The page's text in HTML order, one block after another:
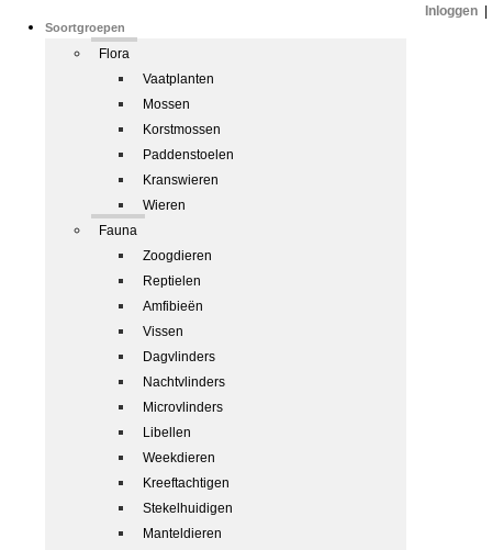
Soortgroepen
Flora
Vaatplanten
Mossen
Korstmossen
Paddenstoelen
Kranswieren
Wieren
Fauna
Zoogdieren
Reptielen
Amfibieën
Vissen
Dagvlinders
Nachtvlinders
Microvlinders
Libellen
Weekdieren
Kreeftachtigen
Stekelhuidigen
Manteldieren
Inloggen